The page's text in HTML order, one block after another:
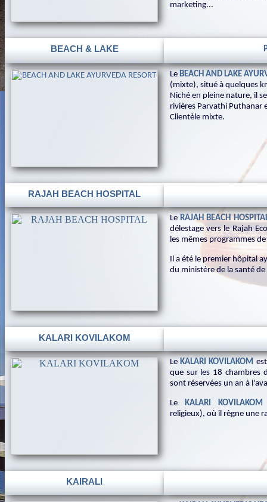
marketing...
BEACH & LAKE
Le BEACH AND LAKE
(mixte), situé à quelques
Niché en pleine nature, il
rivières Parvathi Puthanar
Clientèle mixte.
RAJAH BEACH HOSPITAL
LeRAJAH BEACH
délestage vers le Rajah
les mêmes programmes
Il a été le premier hôpital
du ministère de la santé
KALARI KOVILAKOM
LeKALARI KOVILAKOM
que sur les 18 chambres
sont réservées un an à
Le KALARI KOVILAKOM
religieux), où il règne une
KAIRALI